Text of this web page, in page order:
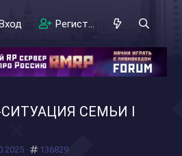
Регистрация
СИТУАЦИЯ СЕМЬИ I
#136829